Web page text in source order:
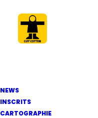
NEWS
INSCRITS
CARTOGRAPHIE